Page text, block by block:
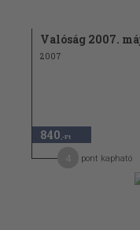
Valóság 2007.
2007
840 ,-Ft
pont kapható